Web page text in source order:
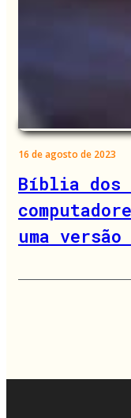
16 de agosto de 2023
Bíblia dos
uma